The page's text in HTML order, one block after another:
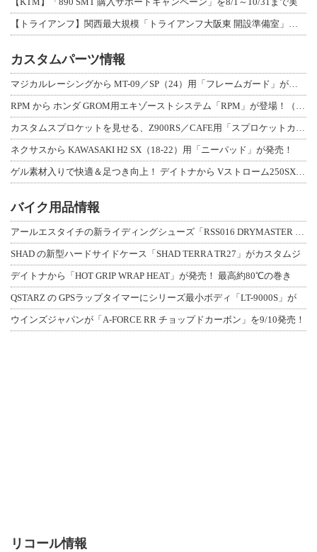
【トライアンフ】関西最大規模「トライアンフ大阪東 開設準備室」がオープン！ 限定
カスタムパーツ情報
マジカルレーシングから MT-09／SP（24）用「フレームガード」が登場！
RPM から ホンダ GROM用エキゾーストシステム「RPM」が登場！（動画あり
カスタムスプロケットを見せる、Z900RS／CAFE用「スプロケットカバーフルキ
ネクサスから KAWASAKI H2 SX（18-22）用「ニーパッド」が発売！
ゲル素材入りで快適＆足つき向上！ デイトナから Vストローム250SX用「快適ロ
バイク用品情報
アールエスタイチの新ライディングシューズ「RSS016 DRYMASTER スト
SHAD の新型ハードサイドケース「SHAD TERRA TR27」がカスタムジ
デイトナから「HOT GRIP WRAP HEAT」が発売！ 最高約80℃の巻き
QSTARZ の GPSラップタイマーにシリーズ最小ボディ「LT-9000S」が
ウインズジャパンが「A-FORCE RR チョップドカーボン」を9/10発売！
リコール情報